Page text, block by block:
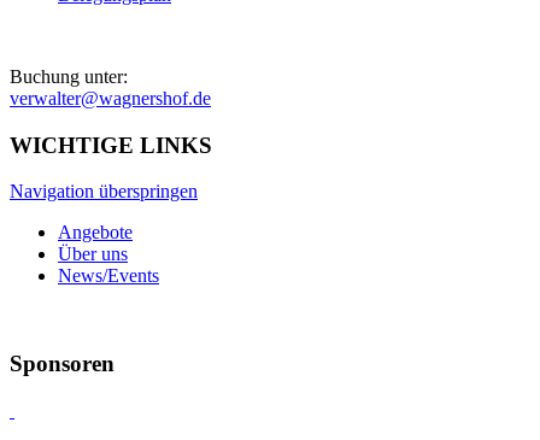
Buchung unter:
verwalter@wagnershof.de
WICHTIGE LINKS
Navigation überspringen
Angebote
Über uns
News/Events
Sponsoren